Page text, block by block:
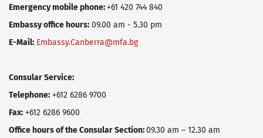
Emergency mobile phone:+61 420 744 840
Embassy office hours: 09.00 am - 5.30 pm
E-Mail: Embassy.Canberra@mfa.bg
Consular Service:
Telephone: +612 6286 9700
Fax: +612 6286 9600
Office hours of the Consular Section:09.30 am – 12.30 am